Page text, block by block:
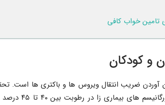
تامین خواب کافی
و کودکان
آوردن ضریب انتقال ویروس ها و باکتری ها است.